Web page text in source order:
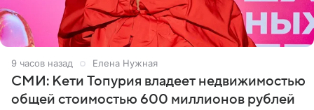
9 часов назад Елена Нужная
СМИ: Кети Топурия владеет недвижимостью
общей стоимостью 600 миллионов рублей